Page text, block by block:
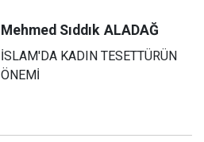
Mehmed Sıddık ALADAĞ
İSLAM'DA KADIN TESETTÜRÜN
ÖNEMİ